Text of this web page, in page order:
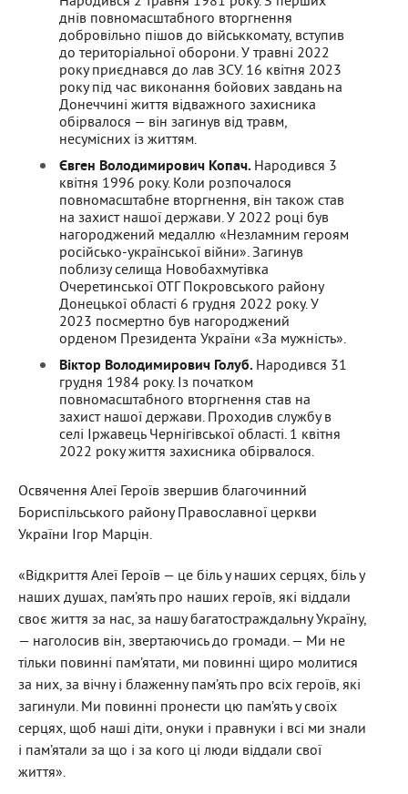
днів повномасштабного вторгнення
добровільно пішов до військкомату, вступив
до територіальної оборони. У травні 2022
року приєднався до лав ЗСУ. 16 квітня 2023
року під час виконання бойових завдань на
Донеччині життя відважного захисника
обірвалося — він загинув від травм,
несумісних із життям.
Євген Володимирович Копач. Народився 3
квітня 1996 року. Коли розпочалося
повномасштабне вторгнення, він також став
на захист нашої держави. У 2022 році був
нагороджений медаллю «Незламним героям
російсько-української війни». Загинув
поблизу селища Новобахмутівка
Очеретинської ОТГ Покровського району
Донецької області 6 грудня 2022 року. У
2023 посмертно був нагороджений
орденом Президента України «За мужність».
Віктор Володимирович Голуб. Народився 31
грудня 1984 року. Із початком
повномасштабного вторгнення став на
захист нашої держави. Проходив службу в
селі Іржавець Чернігівської області. 1 квітня
2022 року життя захисника обірвалося.
Освячення Алеї Героїв звершив благочинний
Бориспільського району Православної церкви
України Ігор Марцін.
«Відкриття Алеї Героїв — це біль у наших серцях, біль у
наших душах, пам’ять про наших героїв, які віддали
своє життя за нас, за нашу багатостраждальну Україну,
— наголосив він, звертаючись до громади. — Ми не
тільки повинні пам’ятати, ми повинні щиро молитися
за них, за вічну і блаженну пам’ять про всіх героїв, які
загинули. Ми повинні пронести цю пам’ять у своїх
серцях, щоб наші діти, онуки і правнуки і всі ми знали
і пам’ятали за що і за кого ці люди віддали свої
життя».